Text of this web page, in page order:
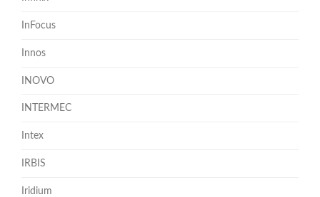
InFocus
Innos
INOVO
INTERMEC
Intex
IRBIS
Iridium